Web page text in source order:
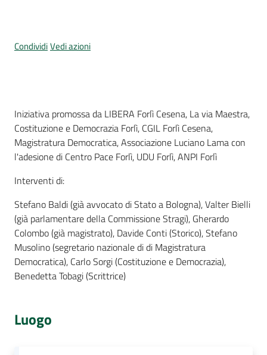
Per
CondividiVedi azioni
Cos'è
Iniziativa promossa da LIBERA Forlì Cesena, La via Maestra,
Costituzione e Democrazia Forlì, CGIL Forlì Cesena,
Magistratura Democratica, Associazione Luciano Lama con
l'adesione di Centro Pace Forlì, UDU Forlì, ANPI Forlì
Interventi di:
Stefano Baldi (già avvocato di Stato a Bologna), Valter Bielli
(già parlamentare della Commissione Stragi), Gherardo
Colombo (già magistrato), Davide Conti (Storico), Stefano
Musolino (segretario nazionale di di Magistratura
Democratica), Carlo Sorgi (Costituzione e Democrazia),
Benedetta Tobagi (Scrittrice)
Luogo